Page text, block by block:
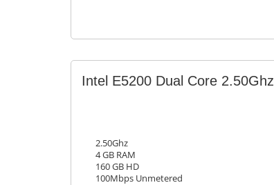
Intel E5200 Dual Core 2.50Ghz
2.50Ghz
4 GB RAM
160 GB HD
100Mbps Unmetered